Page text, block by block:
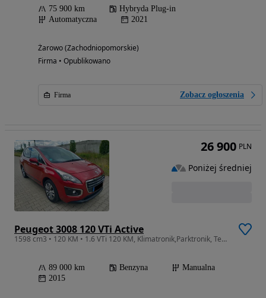
75 900 km
Hybryda Plug-in
Automatyczna
2021
Żarowo (Zachodniopomorskie)
Firma • Opublikowano
Firma Zobacz ogłoszenia
Peugeot 3008 120 VTi Active
1598 cm3 • 120 KM • 1.6 VTi 120 KM, Klimatronik,Parktronik, Tempomat, Bezwypadkowy, Serwis
89 000 km Benzyna
Manualna
2015
26 900 PLN
Poniżej średniej